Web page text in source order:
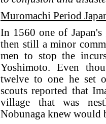
Muromachi Period
In 1560 one of Japan's
then still a minor
men to stop the
Yoshimoto. Even
twelve to one he set
scouts reported that
village that was
Nobunaga knew would